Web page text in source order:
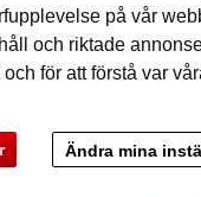
på vår
och riktade
för att förstå var
Ändra mina